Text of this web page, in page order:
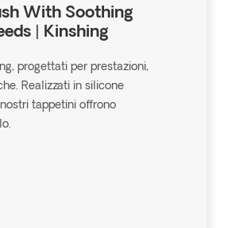
With Soothing
| Kinshing
progettati per prestazioni,
Realizzati in silicone
tappetini offrono